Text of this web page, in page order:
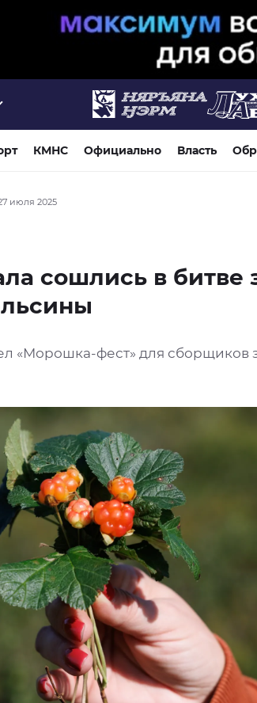
КМНС Официально Власть
июля 2025
сошлись в битве
«Морошка-фест» для сборщиков